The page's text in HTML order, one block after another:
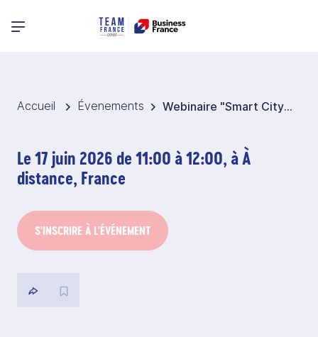
Menu principal
Accueil Évenements Webinaire "Smart City Expo World Congress"
Le 17 juin 2026 de 11:00 à 12:00, à À
distance, France
S'INSCRIRE À L'ÉVÉNEMENT